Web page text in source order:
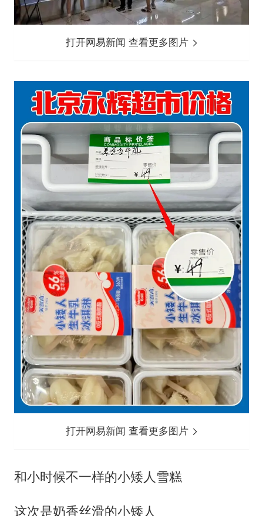
打开网易新闻 查看更多图片
打开网易新闻 查看更多图片
和小时候不一样的小矮人雪糕
这次是奶香丝滑的小矮人